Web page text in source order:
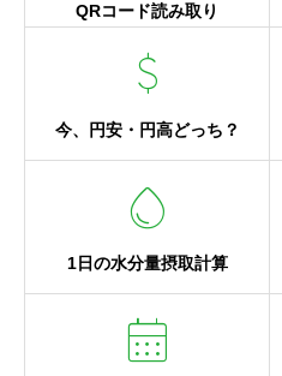
QRコード読み取り
attach_money
今、円安・円高どっち？
water_drop
1日の水分量摂取計算
calendar_month